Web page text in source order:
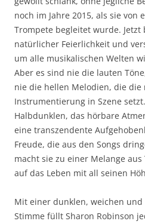
noch im Jahre 2015, als sie von
Trompete begleitet wurde.
natürlicher Feierlichkeit und
um alle musikalischen Welten
Aber es sind nie die lauten
nie die hellen Melodien, die die
Instrumentierung in Szene
Halbdunklen, das hörbare
eine transzendente
Freude, die aus den Songs
macht sie zu einer Melange
auf das Leben mit all seinen
Mit einer dunklen, weichen
Stimme füllt Sharon Robinson